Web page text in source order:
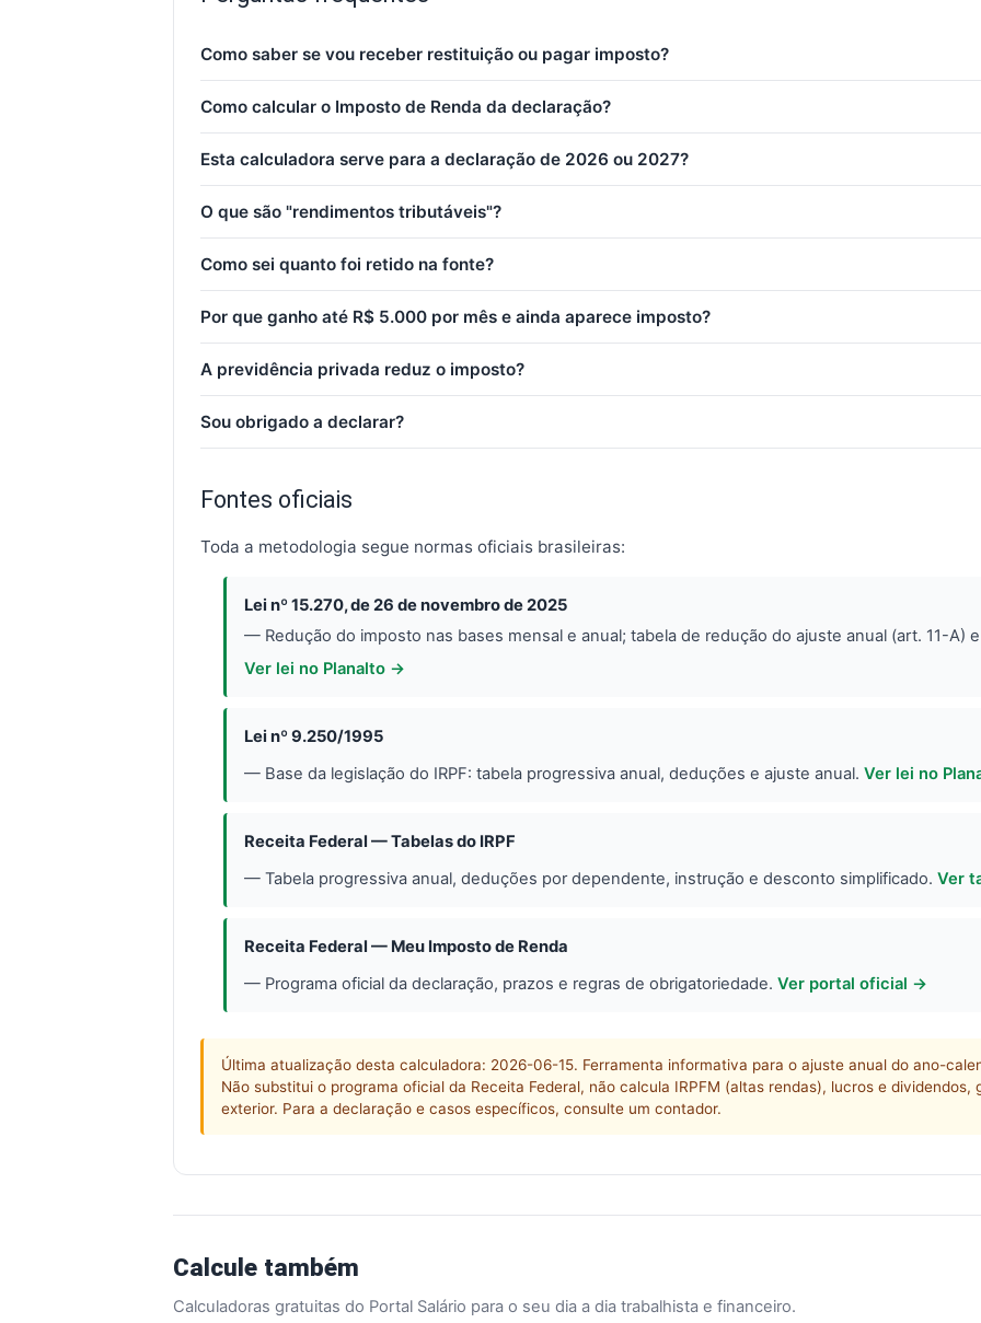
Como saber se vou receber restituição ou pagar imposto?
Como calcular o Imposto de Renda da declaração?
Esta calculadora serve para a declaração de 2026 ou 2027?
O que são "rendimentos tributáveis"?
Como sei quanto foi retido na fonte?
Por que ganho até R$ 5.000 por mês e ainda aparece imposto?
A previdência privada reduz o imposto?
Sou obrigado a declarar?
Fontes oficiais
Toda a metodologia segue normas oficiais brasileiras:
Lei nº 15.270, de 26 de novembro de 2025
— Redução do imposto nas bases mensal e anual; tabela de redução do ajuste anual (art. 11-A)
Ver lei no Planalto →
Lei nº 9.250/1995
— Base da legislação do IRPF: tabela progressiva anual, deduções e ajuste anual. Ver lei no
Receita Federal — Tabelas do IRPF
— Tabela progressiva anual, deduções por dependente, instrução e desconto simplificado. Ver
Receita Federal — Meu Imposto de Renda
— Programa oficial da declaração, prazos e regras de obrigatoriedade. Ver portal oficial →
Última atualização desta calculadora: 2026-06-15. Ferramenta informativa para o ajuste anual do ano-
Não substitui o programa oficial da Receita Federal, não calcula IRPFM (altas rendas), lucros e
exterior. Para a declaração e casos específicos, consulte um contador.
Calcule também
Calculadoras gratuitas do Portal Salário para o seu dia a dia trabalhista e financeiro.